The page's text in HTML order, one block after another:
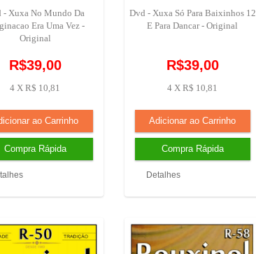
- Xuxa No Mundo Da
Era Uma Vez -
Original
R$39,00
4 X R$ 10,81
Dvd - Xuxa Só Para Baixinhos 12
E Para Dancar - Original
R$39,00
4 X R$ 10,81
Detalhes